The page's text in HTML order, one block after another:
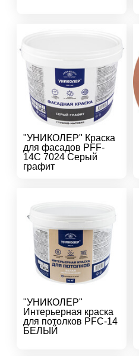
"УНИКОЛЕР" Краска
для фасадов PFF-
14C 7024 Серый
графит
"УНИКОЛЕР"
Интерьерная краска
для потолков PFC-14
БЕЛЫЙ